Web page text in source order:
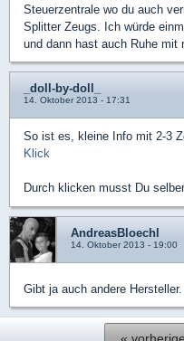
Steuerzentrale wo du auch
Splitter Zeugs. Ich würde
und dann hast auch Ruhe mit
_doll-by-doll_
14. Oktober 2013 - 17:31
So ist es, kleine Info mit 2-3
Klick
Durch klicken musst Du
AndreasBloechl
14. Oktober 2013 - 19:00
Gibt ja auch andere